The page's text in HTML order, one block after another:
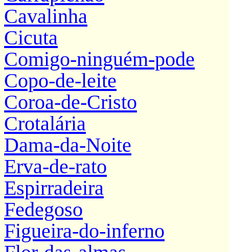
Cavalinha
Cicuta
Comigo-ninguém-pode
Copo-de-leite
Coroa-de-Cristo
Crotalária
Dama-da-Noite
Erva-de-rato
Espirradeira
Fedegoso
Figueira-do-inferno